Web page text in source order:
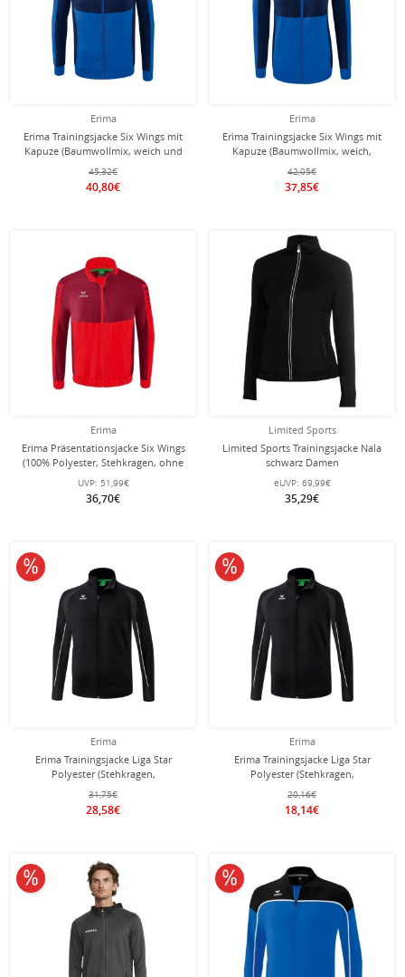
Erima
Erima Trainingsjacke Six Wings mit
Kapuze (Baumwollmix, weich und
bequem) royalblau/navyblau Herren
45,32€
40,80€
Erima
Erima Trainingsjacke Six Wings mit
Kapuze (Baumwollmix, weich,
bequem, taillierter Schnitt)
royalblau/navyblau Damen
42,05€
37,85€
Erima
Erima Präsentationsjacke Six Wings
(100% Polyester, Stehkragen, ohne
Innenfutter) rot/bordeaux Jungen
UVP: 51,99€
36,70€
Limited Sports
Limited Sports Trainingsjacke Nala
schwarz Damen
eUVP: 69,99€
35,29€
Erima
Erima Trainingsjacke Liga Star
Polyester (Stehkragen,
strapazierfähig) schwarz/weiss
Herren
31,75€
28,58€
10% reduziert
Erima
Erima Trainingsjacke Liga Star
Polyester (Stehkragen,
strapazierfähig) schwarz/weiss
Jungen
20,16€
18,14€
10% reduziert
10% reduziert 10% reduziert